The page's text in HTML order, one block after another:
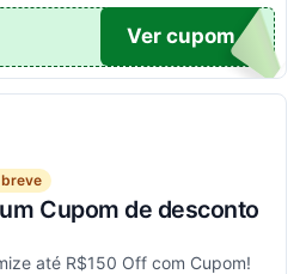
500
Ver cupom
Cupom de desconto
até R$150 Off com Cupom!